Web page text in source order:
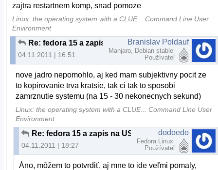
zajtra restartnem komp, snad pomoze
Linux: the operating system with a CLUE... Command Line User
Environment
Re: fedora 15 a zapis na USB
04.11.2011 | 16:51
Branislav Poldauf
Manjaro, Debian stable
Používateľ
nove jadro nepomohlo, aj ked mam subjektivny pocit ze
to kopirovanie trva kratsie, tak ci tak to sposobi
zamrznutie systemu (na 15 - 30 nekonecnych sekund)
Linux: the operating system with a CLUE... Command Line User
Environment
Re: fedora 15 a zapis na USB
04.11.2011 | 18:27
dodoedo
Fedora Linux
Používateľ
Áno, môžem to potvrdiť, aj mne to ide veľmi pomaly,